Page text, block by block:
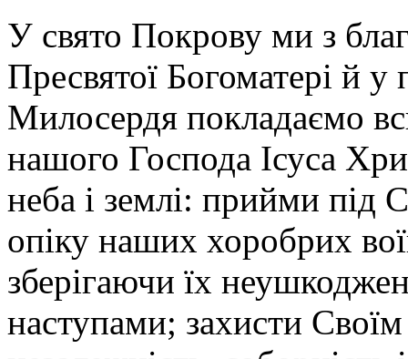
У свято Покрову ми з
Пресвятої Богоматері й у
Милосердя покладаємо
нашого Господа Ісуса
неба і землі: прийми під
опіку наших хоробрих
зберігаючи їх
наступами; захисти